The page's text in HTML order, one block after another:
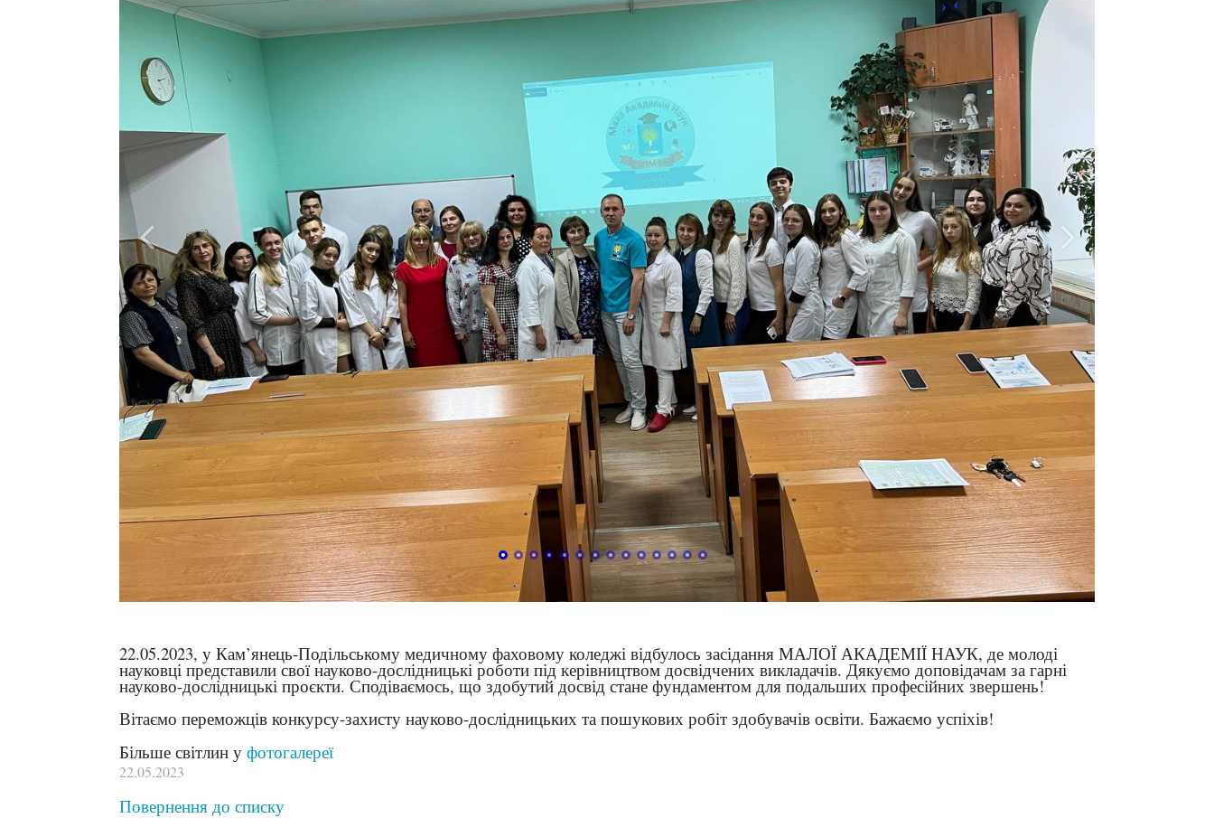
22.05.2023, у Кам’янець-Подільському медичному фаховому коледжі відбулось засідання МАЛОЇ АКАДЕМІЇ НАУК, де молоді
науковці представили свої науково-дослідницькі роботи під керівництвом досвідчених викладачів. Дякуємо доповідачам за гарні
науково-дослідницькі проєкти. Сподіваємось, що здобутий досвід стане фундаментом для подальших професійних звершень!
Вітаємо переможців конкурсу-захисту науково-дослідницьких та пошукових робіт здобувачів освіти. Бажаємо успіхів!
Більше світлин у фотогалереї
22.05.2023
Повернення до списку